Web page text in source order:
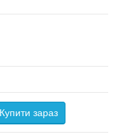
Купити зараз